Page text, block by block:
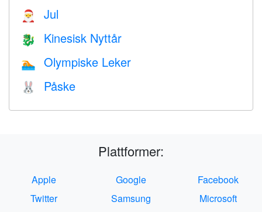
🎅 Jul
🐉 Kinesisk Nyttår
🏊 Olympiske Leker
🐰 Påske
Plattformer:
Apple Google
Facebook
Twitter
Samsung
Microsoft